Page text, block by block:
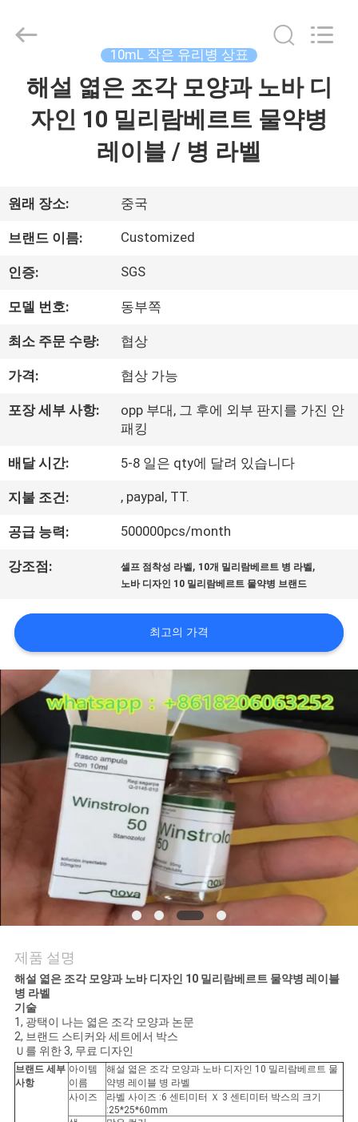
우
리
에
여
장
여
행
질
관
리
락
세
뉴
스
경
우
2017
Industry
10mL 작은 유리병 상표
해설 엷은 조각 모양과 노바 디
자인 10 밀리람베르트 물약병
레이블 / 병 라벨
원래 장소: 중국
브랜드 이름: Customized
인증: SGS
모델 번호: 동부쪽
최소 주문 수량: 협상
가격: 협상 가능
포장 세부 사항:
opp 부대, 그 후에 외부 판지를 가진 안
패킹
배달 시간: 5-8 일은 qty에 달려 있습니다
지불 조건: , paypal, TT.
공급 능력: 500000pcs/month
강조점: 셀프 점착성 라벨, 10개 밀리람베르트 병 라벨,
노바 디자인 10 밀리람베르트 물약병 브랜드
최고의 가격
제품 설명
해설 엷은 조각 모양과 노바 디자인 10 밀리람베르트 물약병 레이블
병 라벨
기술
1, 광택이 나는 엷은 조각 모양과 논문
2, 브랜드 스티커와 세트에서 박스
Ｕ를 위한 3, 무료 디자인
브랜드 세부
사항
아이템
이름
해설 엷은 조각 모양과 노바 디자인 10 밀리람베르트 물
약병 레이블 병 라벨
사이즈
라벨 사이즈 :6 센티미터 Ｘ 3 센티미터 박스의 크기
:25*25*60mm